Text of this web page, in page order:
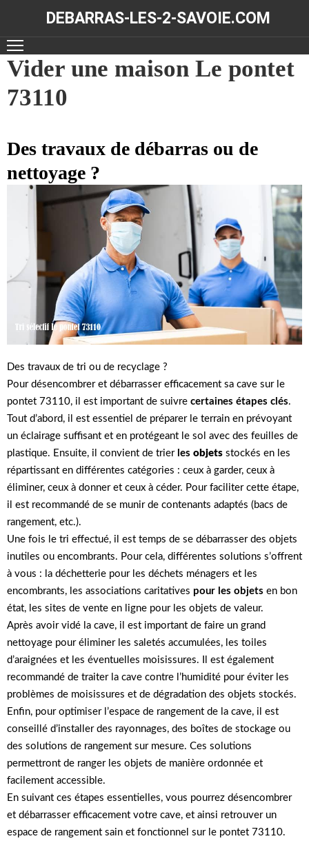
DEBARRAS-LES-2-SAVOIE.COM
ACCUEIL
DÉBARRAS
CONTACT
Vider une maison Le pontet
73110
Des travaux de débarras ou de
nettoyage ?
Des travaux de tri ou de recyclage ?
Pour désencombrer et débarrasser efficacement sa cave sur le
pontet 73110, il est important de suivre certaines étapes clés.
Tout d’abord, il est essentiel de préparer le terrain en prévoyant
un éclairage suffisant et en protégeant le sol avec des feuilles de
plastique. Ensuite, il convient de trier les objets stockés en les
répartissant en différentes catégories : ceux à garder, ceux à
éliminer, ceux à donner et ceux à céder. Pour faciliter cette étape,
il est recommandé de se munir de contenants adaptés (bacs de
rangement, etc.).
Une fois le tri effectué, il est temps de se débarrasser des objets
inutiles ou encombrants. Pour cela, différentes solutions s’offrent
à vous : la déchetterie pour les déchets ménagers et les
encombrants, les associations caritatives pour les objets en bon
état, les sites de vente en ligne pour les objets de valeur.
Après avoir vidé la cave, il est important de faire un grand
nettoyage pour éliminer les saletés accumulées, les toiles
d’araignées et les éventuelles moisissures. Il est également
recommandé de traiter la cave contre l’humidité pour éviter les
problèmes de moisissures et de dégradation des objets stockés.
Enfin, pour optimiser l’espace de rangement de la cave, il est
conseillé d’installer des rayonnages, des boîtes de stockage ou
des solutions de rangement sur mesure. Ces solutions
permettront de ranger les objets de manière ordonnée et
facilement accessible.
En suivant ces étapes essentielles, vous pourrez désencombrer
et débarrasser efficacement votre cave, et ainsi retrouver un
espace de rangement sain et fonctionnel sur le pontet 73110.